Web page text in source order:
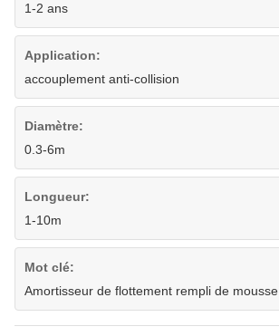
1-2 ans
Application:
accouplement anti-collision
Diamètre:
0.3-6m
Longueur:
1-10m
Mot clé:
Amortisseur de flottement rempli de mousse